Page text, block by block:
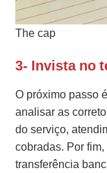
The cap
3- Invista no
O próximo passo
analisar as
do serviço,
cobradas. Por
transferência